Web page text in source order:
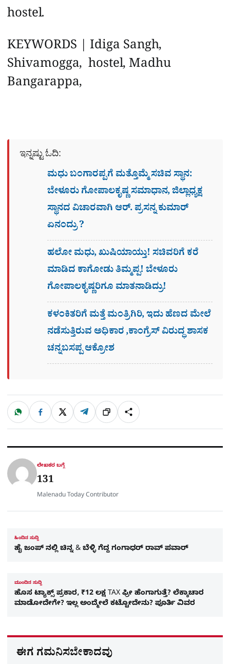
hostel.
KEYWORDS | Idiga Sangh,
Shivamogga, hostel, Madhu
Bangarappa,
ಇನ್ನಷ್ಟು ಓದಿ:
ಮಧು ಬಂಗಾರಪ್ಪಗೆ ಮತ್ತೊಮ್ಮೆ ಸಚಿವ ಸ್ಥಾನ:
ಬೇಳೂರು ಗೋಪಾಲಕೃಷ್ಣ ಸಮಾಧಾನ, ಜಿಲ್ಲಾಧ್ಯಕ್ಷ
ಸ್ಥಾನದ ವಿಚಾರವಾಗಿ ಆರ್. ಪ್ರಸನ್ನ ಕುಮಾರ್
ಏನಂದ್ರು ?
ಹಲೋ ಮಧು, ಖುಷಿಯಾಯ್ತು! ಸಚಿವರಿಗೆ ಕರೆ
ಮಾಡಿದ ಕಾಗೋಡು ತಿಮ್ಮಪ್ಪ! ಬೇಳೂರು
ಗೋಪಾಲಕೃಷ್ಣರಿಗೂ ಮಾತನಾಡಿದ್ರು!
ಕಳಂಕಿತರಿಗೆ ಮತ್ತೆ ಮಂತ್ರಿಗಿರಿ, ಇದು ಹೆಣದ ಮೇಲೆ
ನಡೆಸುತ್ತಿರುವ ಅಧಿಕಾರ ,ಕಾಂಗ್ರೆಸ್ ವಿರುದ್ಧ ಶಾಸಕ
ಚನ್ನಬಸಪ್ಪ ಆಕ್ರೋಶ
ಹಂಚಿಕೊಳ್ಳಿ
W
a
t
p
F
c
e
o
X T
l
e
a
ಲಿಂ
ಕ್
S
h
a
ಲೇಖಕರ ಬಗ್ಗೆ
131
Malenadu Today Contributor
ಹಿಂದಿನ ಸುದ್ದಿ
ಹೈ ಜಂಪ್ ನಲ್ಲಿ ಚಿನ್ನ & ಬೆಳ್ಳಿ ಗೆದ್ದ ಗಂಗಾಧರ್ ರಾವ್ ಪವಾರ್
ಮುಂದಿನ ಸುದ್ದಿ
ಹೊಸ ಟ್ಯಾಕ್ಸ್‌ ಪ್ರಕಾರ, ₹12 ಲಕ್ಷ TAX ಫ್ರೀ ಹೆಂಗಾಗುತ್ತೆ? ಲೆಕ್ಕಾಚಾರ
ಮಾಡೋದೇಗೇ? ‍ಇಲ್ಲ ಅಂದ್ಮೇಲೆ ಕಟ್ಟೋದೇನು? ಪೂರ್ತಿ ವಿವರ
ಈಗ ಗಮನಿಸಬೇಕಾದವು